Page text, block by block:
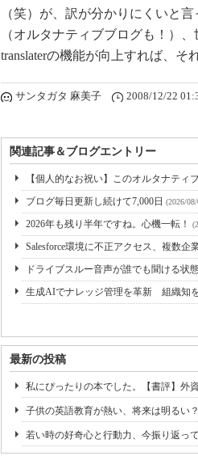
（笑）が、訳が分かりにくいと
（オルタナティブブログも！）
translaterの機能が向上すれば、そ
サンタガタ 麻美子 2008/12/22
関連記事＆ブログエントリー
【個人的なお祝い】このオルタナティ
ブログ毎日更新し続けて7,000日 (2026/
2026年も残り半年ですね。心機一転！
Salesforce環境に不正アクセス、複数
ドライブスルー音声が誰でも聞ける
生成AIでナレッジ管理を革新 組織知
最新の投稿
私にぴったりの本でした。【書評】外
子供の英語教育が熱い、将来は明るい？
若い時の好奇心と行動力、今振り返っ